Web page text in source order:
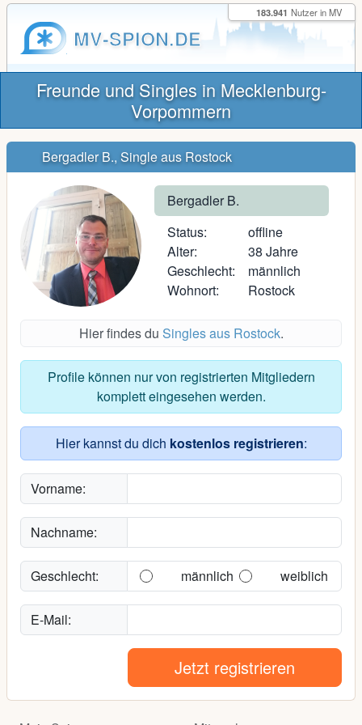
MV-SPION.DE
183.941 Nutzer in MV
Freunde und Singles in Mecklenburg-
Vorpommern
Bergadler B., Single aus Rostock
Bergadler B.
Status:
offline
Alter:
38 Jahre
Geschlecht:
männlich
Wohnort:
Rostock
Hier findes du Singles aus Rostock.
Profile können nur von registrierten Mitgliedern
komplett eingesehen werden.
Hier kannst du dich kostenlos registrieren:
Vorname:
Nachname:
Geschlecht: männlich weiblich
E-Mail:
Jetzt registrieren